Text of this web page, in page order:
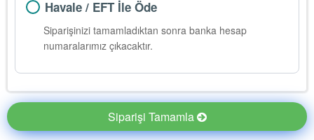
Havale / EFT İle Öde
Siparişinizi tamamladıktan sonra banka hesap
numaralarımız çıkacaktır.
Siparişi Tamamla